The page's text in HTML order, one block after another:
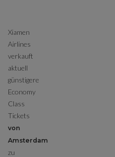
Xiamen
Airlines
verkauft
aktuell
günstigere
Economy
Class
Tickets
von
Amsterdam
zu